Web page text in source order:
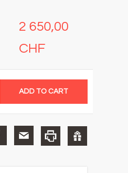
2 650,00
CHF